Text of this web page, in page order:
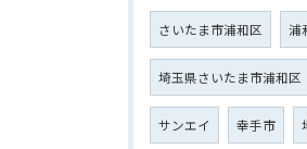
さいたま市浦和区 浦
埼玉県さいたま市浦和区
サンエイ 幸手市